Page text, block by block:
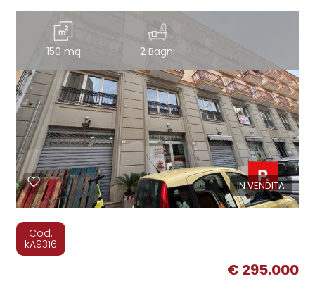
150 mq 2 Bagni
IN VENDITA
Cod.
kA9316
€ 295.000